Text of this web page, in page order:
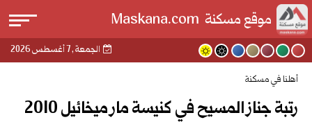
الجمعة , 7 أغسطس 2026 بحث
موقع مسكنة Maskana.com
أهلنا في مسكنة
رتبة جناز المسيح في كنيسة مار ميخائيل 2010